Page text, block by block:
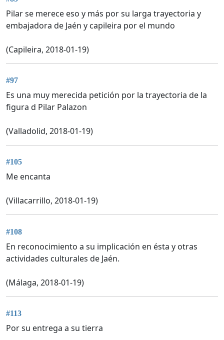
Pilar se merece eso y más por su larga trayectoria y
embajadora de Jaén y capileira por el mundo
(Capileira, 2018-01-19)
#97
Es una muy merecida petición por la trayectoria de la
figura d Pilar Palazon
(Valladolid, 2018-01-19)
#105
Me encanta
(Villacarrillo, 2018-01-19)
#108
En reconocimiento a su implicación en ésta y otras
actividades culturales de Jaén.
(Málaga, 2018-01-19)
#113
Por su entrega a su tierra